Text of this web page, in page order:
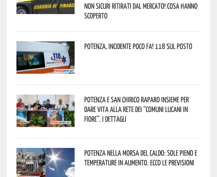
non sicuri ritirati dal mercato! Cosa hanno
scoperto
Potenza, incidente poco fa! 118 sul posto
Potenza e San Chirico Raparo insieme per
dare vita alla rete dei “Comuni Lucani in
Fiore”. I dettagli
Potenza nella morsa del caldo: sole pieno e
temperature in aumento. Ecco le previsioni